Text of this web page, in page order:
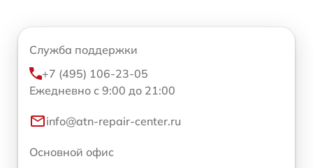
Служба поддержки
+7 (495) 106-23-05
Ежедневно с 9:00 до 21:00
info@atn-repair-center.ru
Основной офис